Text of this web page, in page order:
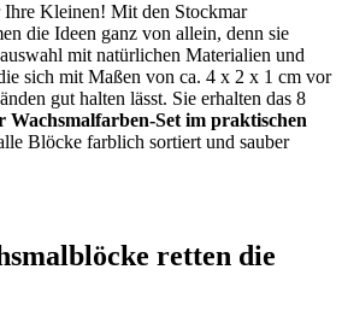
Kleinen! Mit den Stockmar
die Ideen ganz von allein, denn sie
mit natürlichen Materialien und
sich mit Maßen von ca. 4 x 2 x 1 cm vor
gut halten lässt. Sie erhalten das 8
Wachsmalfarben-Set im praktischen
Blöcke farblich sortiert und sauber
retten die